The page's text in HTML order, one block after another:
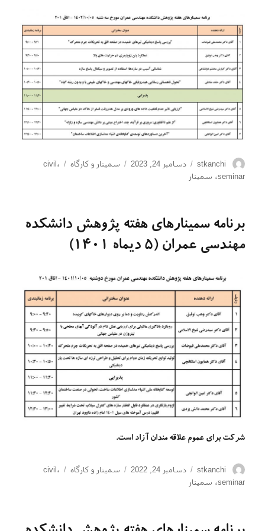
نویسنده
stkanchi
ارسال
دسامبر 24, 2023 دسته‌ها
سمینار و کارگاه برچسب‌ها
civil ،
seminar، سمینار
برنامه سمینارهای هفته پژوهش دانشکده
مهندسی عمران (5 دیماه 1401)
شرکت برای عموم علاقه مندان آزاد است.
نویسنده
stkanchi
ارسال
دسامبر 24, 2022 دسته‌ها
سمینار و کارگاه برچسب‌ها
civil،
seminar، سمینار